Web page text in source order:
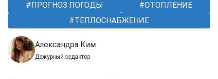
ПРОГНОЗ ПОГОДЫ
ОТОПЛЕНИЕ
ТЕПЛОСНАБЖЕНИЕ
Александра Ким
Дежурный редактор